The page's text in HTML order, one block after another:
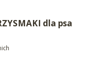
dla psa